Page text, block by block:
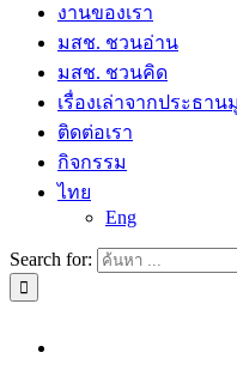
งานของเรา
มสช. ชวนอ่าน
มสช. ชวนคิด
เรื่องเล่าจากประธาน
ติดต่อเรา
กิจกรรม
ไทย
Eng
Search for: